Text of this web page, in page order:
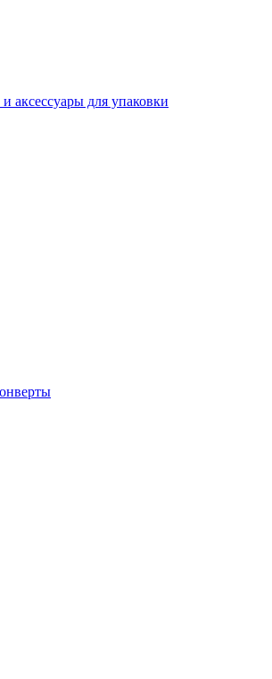
аксессуары для упаковки